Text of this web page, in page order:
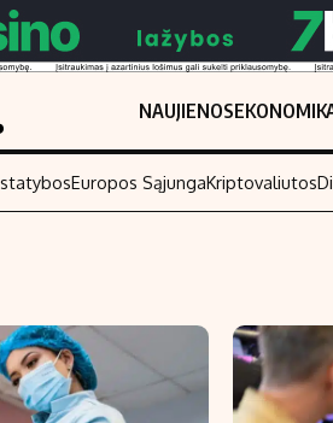
NAUJIENOS
Finansai
Įmonės
Žemės ūkis
Europos SąjungaKriptovaliutos